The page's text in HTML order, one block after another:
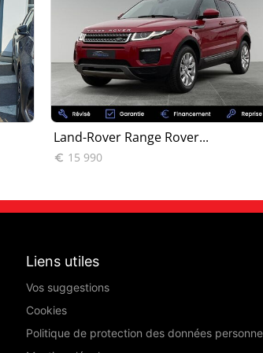
Land-Rover Range Rover...
 15 990
Liens utiles
Vos suggestions
Cookies
Politique de protection des données